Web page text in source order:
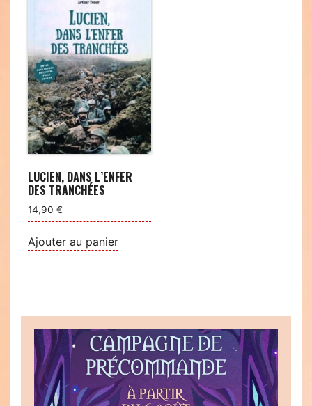
LUCIEN, DANS L’ENFER
DES TRANCHÉES
14,90 €
Ajouter au panier